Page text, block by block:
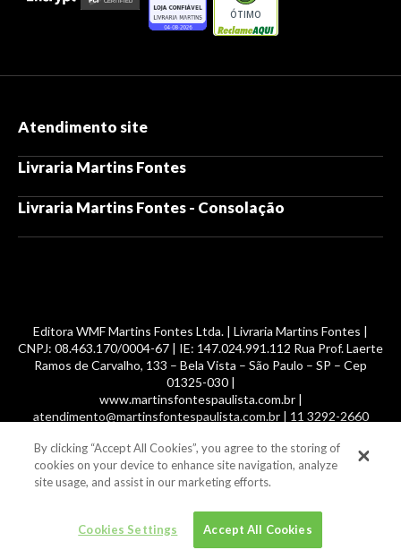
ÓTIMO
Atendimento site
Livraria Martins Fontes
Livraria Martins Fontes - Consolação
Editora WMF Martins Fontes Ltda. | Livraria Martins Fontes |
CNPJ: 08.463.170/0004-67 | IE: 147.024.991.112 Rua Prof. Laerte
Ramos de Carvalho, 133 – Bela Vista – São Paulo – SP – Cep
01325-030 |
www.martinsfontespaulista.com.br |
atendimento@martinsfontespaulista.com.br | 11 3292-2660
© 2014 -2026, MartinsFontes livros nacionais e importados,
com mais de 700 mil títulos. Todos os direitos reservados.
By clicking “Accept All Cookies”, you agree to the storing of
cookies on your device to enhance site navigation, analyze
site usage, and assist in our marketing efforts.
Cookies Settings Accept All Cookies